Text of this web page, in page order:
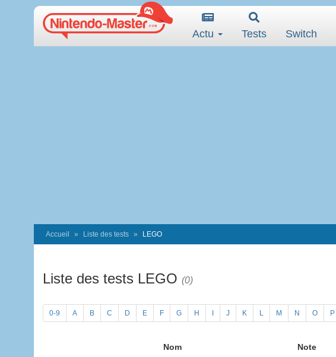
Actu Tests Switch
Accueil Liste des tests LEGO
Liste des tests LEGO (0)
0-9 A B C D E F G H J K L M N O P
Nom Note